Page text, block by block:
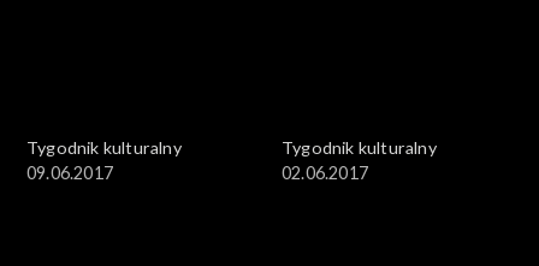
Tygodnik kulturalny
09.06.2017
Tygodnik kulturalny
02.06.2017